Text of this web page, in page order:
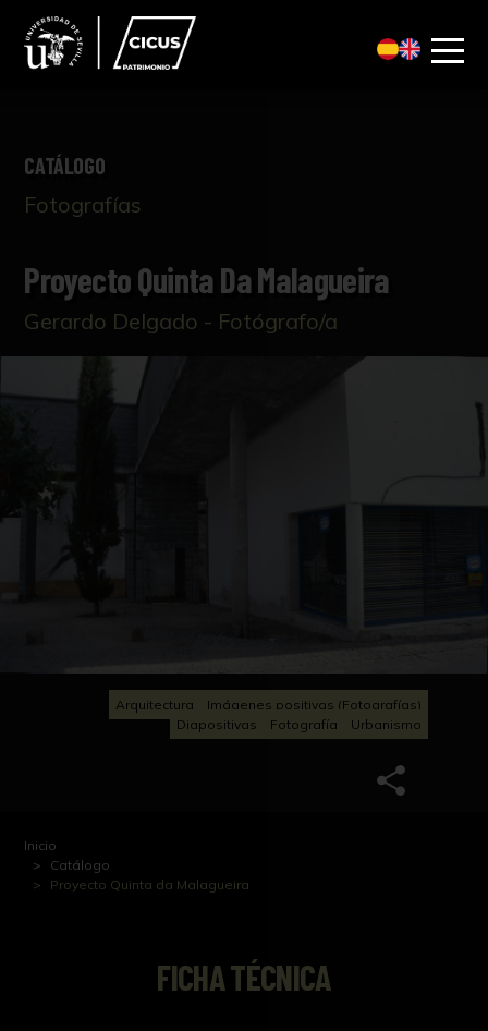
CATÁLOGO
Fotografías
Proyecto Quinta Da Malagueira
Gerardo Delgado - Fotógrafo/a
Arquitectura
Imágenes positivas (Fotografías)
Diapositivas
Fotografía Urbanismo
Inicio
Catálogo
Proyecto Quinta da Malagueira
FICHA TÉCNICA